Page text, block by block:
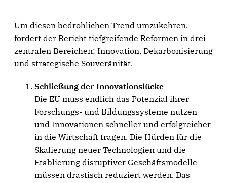
Um diesen bedrohlichen Trend umzukehren,
fordert der Bericht tiefgreifende Reformen in drei
zentralen Bereichen: Innovation, Dekarbonisierung
und strategische Souveränität.
Schließung der Innovationslücke
Die EU muss endlich das Potenzial ihrer
Forschungs- und Bildungssysteme nutzen
und Innovationen schneller und erfolgreicher
in die Wirtschaft tragen. Die Hürden für die
Skalierung neuer Technologien und die
Etablierung disruptiver Geschäftsmodelle
müssen drastisch reduziert werden. Das